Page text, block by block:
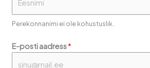
u
l
Perekonnanimi ei ole kohustuslik.
E-posti aadress*